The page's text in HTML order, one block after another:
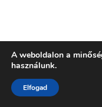
A weboldalon a
használunk.
Elfogad